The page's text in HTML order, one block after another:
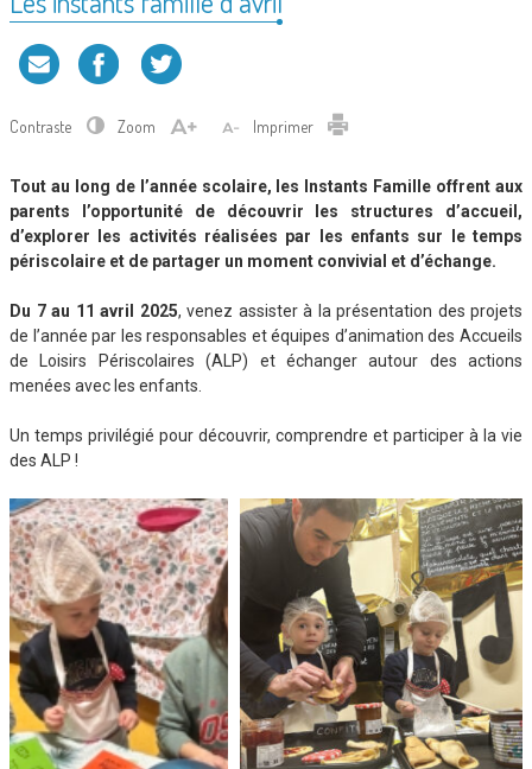
Contraste Zoom Imprimer
Tout au long de l’année scolaire, les Instants Famille offrent aux
parents l’opportunité de découvrir les structures d’accueil,
d’explorer les activités réalisées par les enfants sur le temps
périscolaire et de partager un moment convivial et d’échange.
Du 7 au 11 avril 2025, venez assister à la présentation des projets
de l’année par les responsables et équipes d’animation des Accueils
de Loisirs Périscolaires (ALP) et échanger autour des actions
menées avec les enfants.
Un temps privilégié pour découvrir, comprendre et participer à la vie
des ALP !